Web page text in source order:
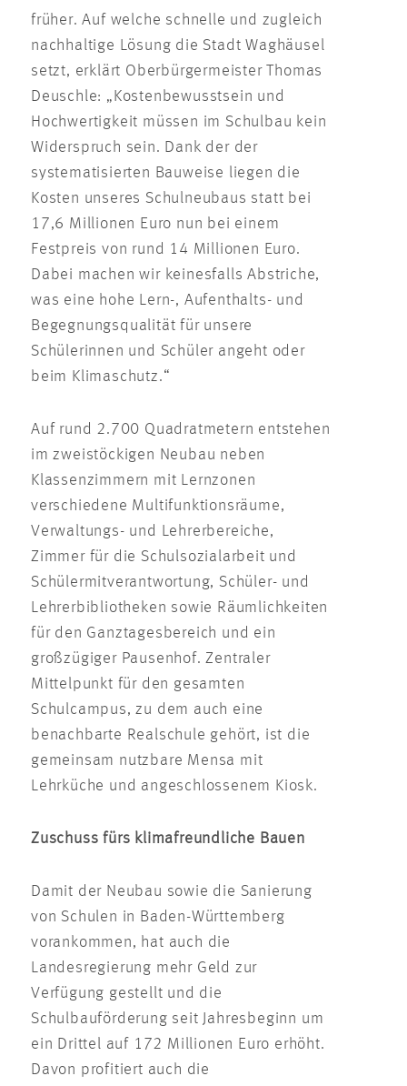
früher. Auf welche schnelle und zugleich
nachhaltige Lösung die Stadt Waghäusel
setzt, erklärt Oberbürgermeister Thomas
Deuschle: „Kostenbewusstsein und
Hochwertigkeit müssen im Schulbau kein
Widerspruch sein. Dank der der
systematisierten Bauweise liegen die
Kosten unseres Schulneubaus statt bei
17,6 Millionen Euro nun bei einem
Festpreis von rund 14 Millionen Euro.
Dabei machen wir keinesfalls Abstriche,
was eine hohe Lern-, Aufenthalts- und
Begegnungsqualität für unsere
Schülerinnen und Schüler angeht oder
beim Klimaschutz.“
Auf rund 2.700 Quadratmetern entstehen
im zweistöckigen Neubau neben
Klassenzimmern mit Lernzonen
verschiedene Multifunktionsräume,
Verwaltungs- und Lehrerbereiche,
Zimmer für die Schulsozialarbeit und
Schülermitverantwortung, Schüler- und
Lehrerbibliotheken sowie Räumlichkeiten
für den Ganztagesbereich und ein
großzügiger Pausenhof. Zentraler
Mittelpunkt für den gesamten
Schulcampus, zu dem auch eine
benachbarte Realschule gehört, ist die
gemeinsam nutzbare Mensa mit
Lehrküche und angeschlossenem Kiosk.
Zuschuss fürs klimafreundliche Bauen
Damit der Neubau sowie die Sanierung
von Schulen in Baden-Württemberg
vorankommen, hat auch die
Landesregierung mehr Geld zur
Verfügung gestellt und die
Schulbauförderung seit Jahresbeginn um
ein Drittel auf 172 Millionen Euro erhöht.
Davon profitiert auch die